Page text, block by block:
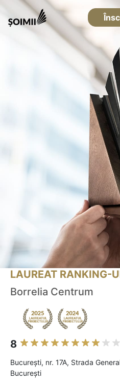
LAUREAT RANKING-
Borrelia Centrum
8
Bucureşti, nr. 17A, Strada
București